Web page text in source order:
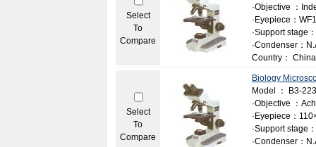
Select
To
Compare
·Objective ：
·Eyepiece：
·Support stage
·Condenser：
Country： China
Select
To
Compare
Biology
Model ： B3-
·Objective ：
·Eyepiece：
·Support stage
·Condenser：